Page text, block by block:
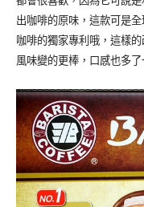
出咖啡的原味，這款可是
咖啡的獨家專利哦，這樣的
風味變的更棒，口感也多